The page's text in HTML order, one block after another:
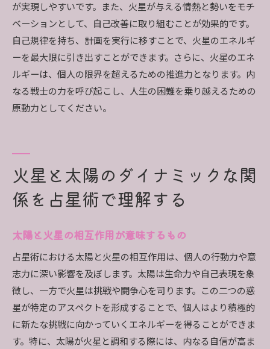
が実現しやすいです。また、火星が与える情熱と勢いをモチ
ベーションとして、自己改善に取り組むことが効果的です。
自己規律を持ち、計画を実行に移すことで、火星のエネルギ
ーを最大限に引き出すことができます。さらに、火星のエネ
ルギーは、個人の限界を超えるための推進力となります。内
なる戦士の力を呼び起こし、人生の困難を乗り越えるための
原動力としてください。
火星と太陽のダイナミックな関
係を占星術で理解する
太陽と火星の相互作用が意味するもの
占星術における太陽と火星の相互作用は、個人の行動力や意
志力に深い影響を及ぼします。太陽は生命力や自己表現を象
徴し、一方で火星は挑戦や闘争心を司ります。この二つの惑
星が特定のアスペクトを形成することで、個人はより積極的
に新たな挑戦に向かっていくエネルギーを得ることができま
す。特に、太陽が火星と調和する際には、内なる自信が高ま